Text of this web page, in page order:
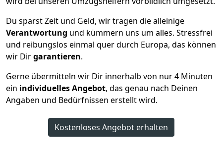
Du sparst Zeit und Geld, wir tragen die alleinige
Verantwortung und kümmern uns um alles. Stressfrei
und reibungslos einmal quer durch Europa, das können
wir Dirgarantieren.
Gerne übermitteln wir Dir innerhalb von nur4 Minuten
ein individuelles Angebot, das genau nach Deinen
Angaben und Bedürfnissen erstellt wird.
Kostenloses Angebot erhalten